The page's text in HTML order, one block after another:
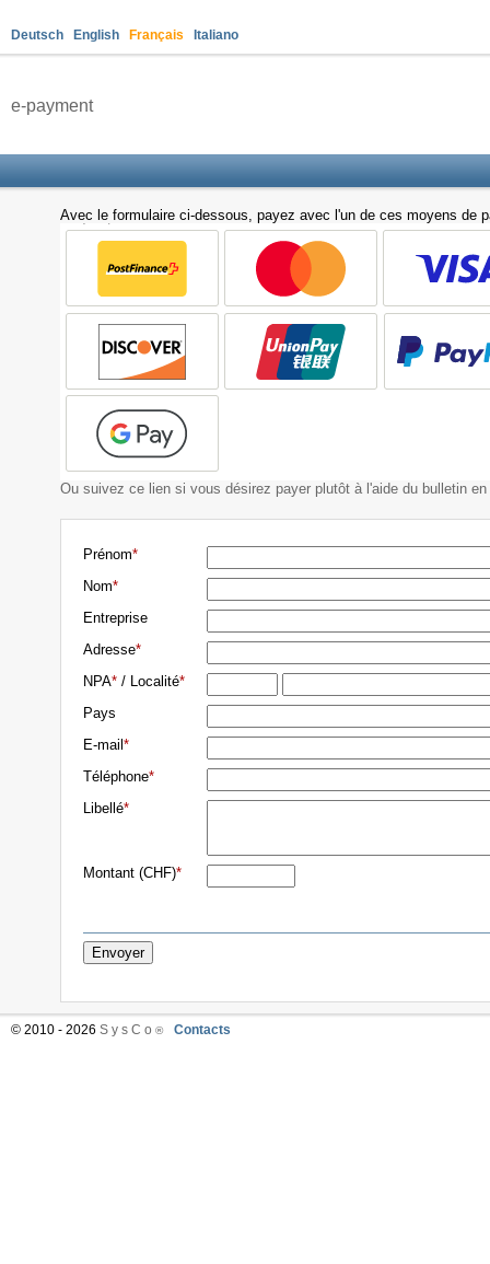
Deutsch English Français Italiano
e-payment
Avec le formulaire ci-dessous, payez avec l'un de ces moyens de
Ou suivez ce lien si vous désirez payer plutôt à l'aide du bulletin
Prénom*
Nom*
Entreprise
Adresse*
NPA* / Localité*
Pays
E-mail *
Téléphone*
Libellé*
Montant (CHF)*
© 2010 - 2026 S y s C o ® Contacts